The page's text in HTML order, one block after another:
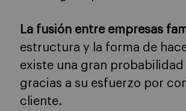
La fusión entre empresas
estructura y la forma de
existe una gran
gracias a su esfuerzo por
cliente.